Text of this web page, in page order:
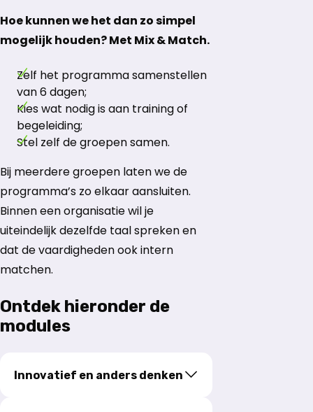
Hoe kunnen we het dan zo simpel
mogelijk houden? Met Mix & Match.
Zelf het programma samenstellen
van 6 dagen;
Kies wat nodig is aan training of
begeleiding;
Stel zelf de groepen samen.
Bij meerdere groepen laten we de
programma’s zo elkaar aansluiten.
Binnen een organisatie wil je
uiteindelijk dezelfde taal spreken en
dat de vaardigheden ook intern
matchen.
Ontdek hieronder de
modules
Innovatief en anders denken